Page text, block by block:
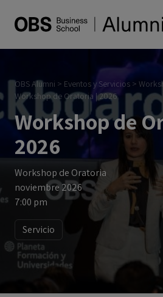
OBS Alumni > Eventos y Servicios >
Workshop de Oratoria | 2026
Workshop de
2026
Workshop de Oratoria
noviembre 2026
7:00 pm
Servicio